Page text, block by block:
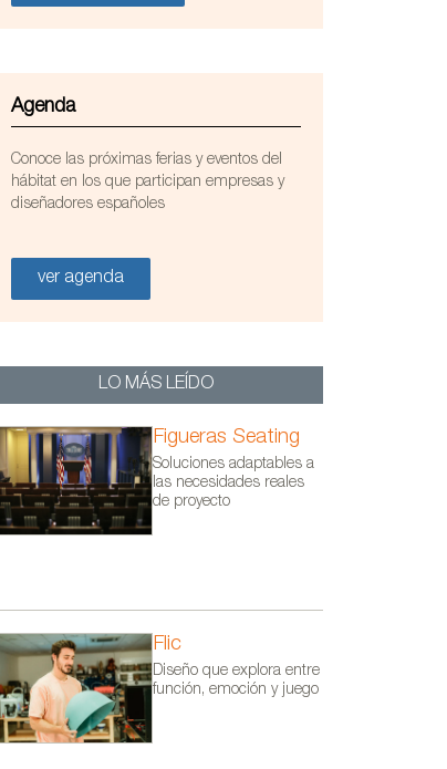
en cuero de tonos dorado envejecido y
Agenda
Conoce las próximas ferias y eventos del
hábitat en los que participan empresas y
diseñadores españoles
ver agenda
LO MÁS LEÍDO
Figueras Seating
Soluciones adaptables a
las necesidades reales
de proyecto
Flic
Diseño que explora entre
función, emoción y juego